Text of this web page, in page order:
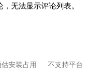
无法显示评论列表。
估安装占用 不支持平台